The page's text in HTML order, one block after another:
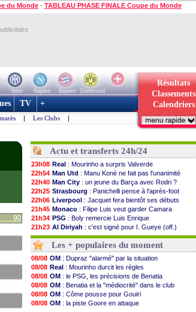
du Monde - TABLEAU PHASE FINALE Coupe du Monde
Inter Naples Bayern
Dortmund
Résultats
Classements
Calendriers
TV +
| Les Clubs |
90
Actu et transferts 24h/24
23h08 Real : Mourinho a surpris Valverde
22h54 Man Utd : Manu Koné ne fait pas l'unanimité
22h40 Man City : un jeune du Barça avec Rodri ?
22h25 Strasbourg : Panichelli pense à l'après-foot
22h06 Liverpool : Jacquet fera bientôt ses débuts
21h45 Monaco : Filipe Luis veut garder Camara
21h34 PSG : Boly remercie Luis Enrique
21h23 Al Diriyah : c'est signé pour I. Gueye (off.)
21h12 Barça: Rodri, c'est quasiment bouclé
21h00
OM: la satisfaction de Genesio
20h52 Real: Endrick pose ses conditions
20h35
Nice: Pantaloni inquiet pour Abergel
20h19
Milan: Athekame va être prêté à l'OL
20h07
Arsenal: des nouvelles de Saliba
19h47
PSG: Digne évoque ses retrouvailles
19h26
Amical: Marseille 3-1 Athletic (fini)
19h21
Chelsea: Chalobah à Côme pour 36 M€ ...
Les + populaires du moment
08/08 OM : Dupraz "alarmé" par la situation
08/08 Real : Mourinho durcit les règles
08/08 OM : le PSG, les précisions de Benatia
08/08 OM : Benatia et la "médiocrité" dans le club
08/08 OM : Côme pousse pour Gouiri
08/08 OM : la piste Goore en attaque